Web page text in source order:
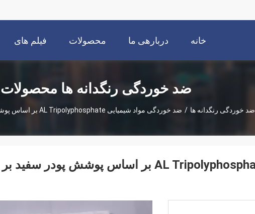
خانه دربارهی ما محصولات فیلم های
ضد خوردگی رنگدانه ها محصولات
ضد خوردگی رنگدانه ها / ضد خوردگی مواد شیمیایی AL Tripolyphosphate بر اساس پوشش پودر سفید بر اساس حلال
ضد خوردگی مواد شیمیایی AL Tripolyphosphate بر اساس پوشش پودر سفید بر